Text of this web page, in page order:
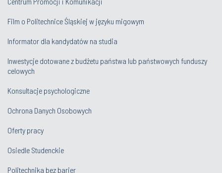
Film o Politechnice Śląskiej w języku migowym
Informator dla kandydatów na studia
Inwestycje dotowane z budżetu państwa lub państwowych funduszy
celowych
Konsultacje psychologiczne
Ochrona Danych Osobowych
Oferty pracy
Osiedle Studenckie
Politechnika bez barier